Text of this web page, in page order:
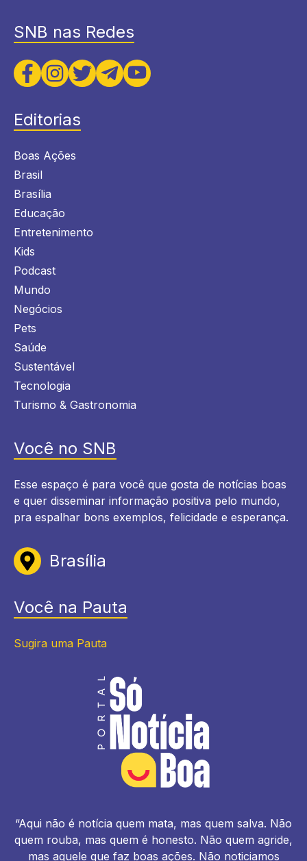
SNB nas Redes
Editorias
Boas Ações
Brasil
Brasília
Educação
Entretenimento
Kids
Podcast
Mundo
Negócios
Pets
Saúde
Sustentável
Tecnologia
Turismo & Gastronomia
Você no SNB
Esse espaço é para você que gosta de notícias boas
e quer disseminar informação positiva pelo mundo,
pra espalhar bons exemplos, felicidade e esperança.
Brasília
Você na Pauta
Sugira uma Pauta
“Aqui não é notícia quem mata, mas quem salva. Não
quem rouba, mas quem é honesto. Não quem agride,
mas aquele que faz boas ações. Não noticiamos